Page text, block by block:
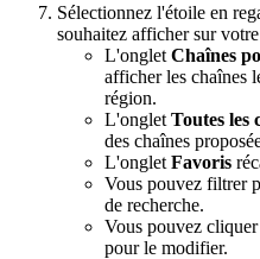
Sélectionnez l'étoile en
souhaitez afficher sur
L'onglet Chaînes
afficher les chaînes
région.
L'onglet Toutes les
des chaînes
L'onglet Favoris
Vous pouvez filtrer
de recherche.
Vous pouvez
pour le modifier.